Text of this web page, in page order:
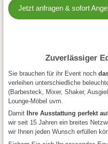
Jetzt anfragen & sofort
Zuverlässiger
Sie brauchen für ihr Event noch
verleihen unterschiedliche
(Barbesteck, Mixer, Shaker,
Lounge-Möbel uvm.
Damit
Ihre Ausstattung perfekt
wir seit 15 Jahren ein breites
wir Ihnen jeden Wunsch erfüllen